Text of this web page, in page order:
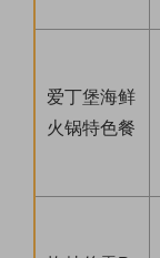
爱丁堡海鲜
火锅特色餐